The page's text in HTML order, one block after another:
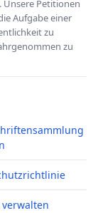
Petitionen
Aufgabe einer
zu
zu
verwalten